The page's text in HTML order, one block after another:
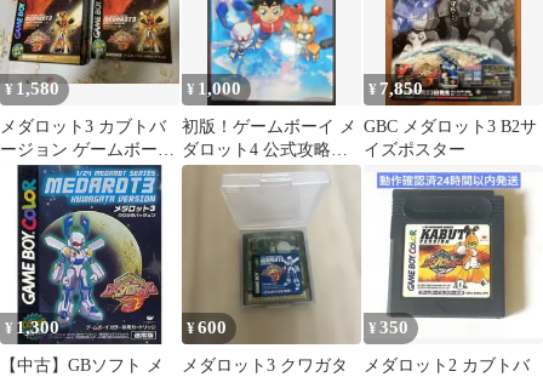
¥1,580
メダロット3 カブトバ
ージョン ゲームボーイ
カラー
¥ 1,000
初版！ゲームボーイ メ
ダロット4 公式攻略ガ
イド 講談社覇王ゲーム
スペシャル
¥ 7,850
GBC メダロット3 B2サ
イズポスター
¥ 1,300
【中古】GBソフト メ
¥600
メダロット3 クワガタ
¥ 350
メダロット2 カブトバ